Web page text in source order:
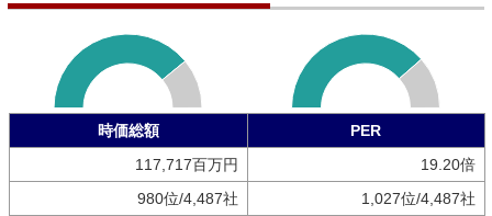
時価総額
PER
117,717百万円
19.20倍
980位/4,487社
1,027位/4,487社